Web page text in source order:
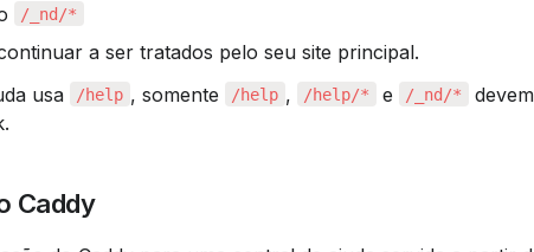
/_nd/*
a ser tratados pelo seu site principal.
usa
/help , somente /help , /help/* e /_nd/*
Caddy